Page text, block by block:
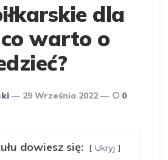
dla
warto o
29 Września 2022 0
dowiesz się: Ukryj